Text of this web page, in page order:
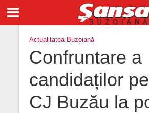
Actualitatea Buzoiană
Confruntare a
candidaților
CJ Buzău la